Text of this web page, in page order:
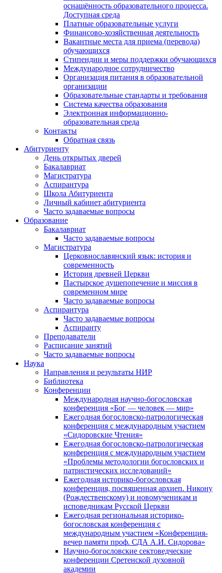
оснащённость образовательного процесса.
Доступная среда
Платные образовательные услуги
Финансово-хозяйственная деятельность
Вакантные места для приема (перевода)
обучающихся
Стипендии и меры поддержки обучающихся
Международное сотрудничество
Организация питания в образовательной
организации
Образовательные стандарты и требования
Система качества образования
Электронная информационно-
образовательная среда
Контакты
Обратная связь
Абитуриенту
День открытых дверей
Бакалавриат
Магистратура
Аспирантура
Школа Абитуриента
Личный кабинет абитуриента
Часто задаваемые вопросы
Образование
Бакалавриат
Часто задаваемые вопросы
Магистратура
Церковнославянский язык: история и
современность
История древней Церкви
Пастырское душепопечение и миссия в
современном мире
Часто задаваемые вопросы
Аспирантура
Часто задаваемые вопросы
Аспиранту
Преподаватели
Расписание занятий
Часто задаваемые вопросы
Наука
Направления и результаты НИР
Библиотека
Конференции
Международная научно-богословская
конференция «Бог — человек — мир»
Ежегодная богословско-патрологическая
конференция с международным участием
«Сидоровские Чтения»
Ежегодная богословско-патрологическая
конференция с международным участием
«Проблемы методологии богословских и
патристических исследований»
Ежегодная историко-богословская
конференция, посвященная архиеп. Никону
(Рождественскому) и новомученикам и
исповедникам Русской Церкви
Ежегодная региональная историко-
богословская конференция с
международным участием «Конференция-
вечер памяти проф. СДА А.И. Сидорова»
Научно-богословские сектоведческие
конференции Сретенской духовной
академии